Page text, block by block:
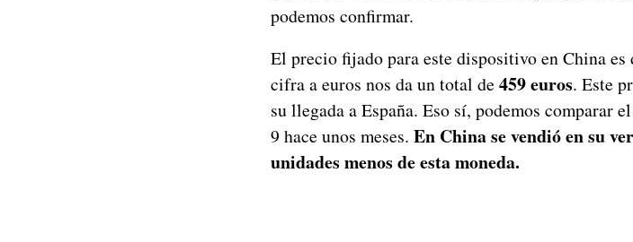
podemos confirmar.
El precio fijado para este dispositivo en China es
cifra a euros nos da un total de 459 euros. Este
su llegada a España. Eso sí, podemos comparar
9 hace unos meses. En China se vendió en su
unidades menos de esta moneda.